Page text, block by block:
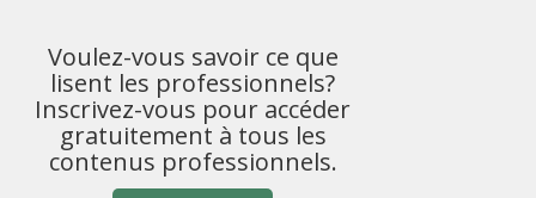
Voulez-vous savoir ce que
lisent les professionnels?
Inscrivez-vous pour accéder
gratuitement à tous les
contenus professionnels.